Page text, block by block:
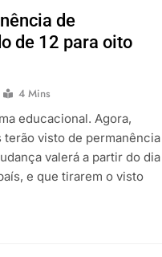
de
de 12 para oito
4 Mins
educacional. Agora,
visto de permanência
valerá a partir do dia
e que tirarem o visto